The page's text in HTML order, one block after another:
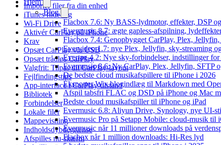
Hjem
Blog
Flacbox 7.6: Ny BASS-lydmotor, effekter, DSP
Evermusic 8.7: ægte gapless-afspilning,
Flacbox 7.4: Genopbygget CarPlay, Plex,
Evervideo 1.7: nye Plex, Jellyfin, sky-streaming
Evertag 4.2: Nye sky-forbindelser, indstillinger
Evermusic 8.6: Ny CarPlay, Plex, Jellyfin, SFTP
De bedste cloud musikafspillere til iPhone i 2026
Eksporter Wix blogindlæg til Markdown med
Afspil tabsfri FLAC og DSD på iPhone og Mac
Bedste cloud musikafspiller til iPhone og iPad
Evermusic 6.8: Aliyun Drive, Synology, nye UI-
Evermusic Pro på Setapp Mobile: cloud-musik til
Evermusic når 11 millioner downloads på
Flacbox når 1 million downloads: Hi-Res lyd
Importér filer fra din enhed
iTunes fildeling
Wi-Fi Drive
Aktivér CarPlay på iPhone
Krav
Opsæt CarPlay via USB
Opsæt trådløs CarPlay
Valgfrit: Tilpas dit CarPlay-layout
Fejlfindingstips
App-interface i CarPlay-tilstand
Bibliotek
Forbindelser
Lokale filer
Mappevisning
Indholdsdybdegrænse
Afspilles nu-skærm